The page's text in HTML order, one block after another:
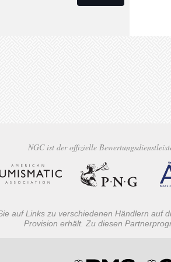
NGC ist der offizielle
auf Links zu verschiedenen Händlern auf
Provision erhält. Zu diesen